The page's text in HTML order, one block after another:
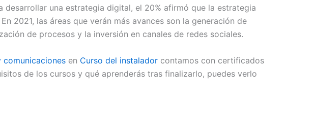
desarrollar una estrategia digital, el 20% afirmó que la estrategia
2021, las áreas que verán más avances son la generación de
de procesos y la inversión en canales de redes sociales.
comunicaciones en Curso del instalador contamos con certificados
de los cursos y qué aprenderás tras finalizarlo, puedes verlo